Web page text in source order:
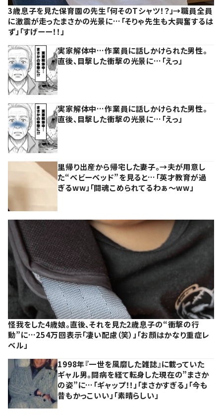
3歳息子を見た保育園の先生「何そのTシャツ！？」→職員全員
に激震が走ったまさかの光景に…「そりゃ先生も大興奮するは
ず」「すげーー！！」
実家解体中…作業員に話しかけられた男性。
直後、目撃した衝撃の光景に…「えっ」
実家解体中…作業員に話しかけられた男性。
直後、目撃した衝撃の光景に…「えっ」
里帰り出産から帰宅した妻子。→夫が用意し
た“ベビーベッド”を見ると…「英才教育が過
ぎるww」「闘魂こめられてるわぁ～ww」
怪我をした4歳娘。直後、それを見た2歳息子の“衝撃の行
動”に…254万回表示「凄い配慮（笑）」「お顔はかなり重症レ
ベル」
1998年『一世を風靡した雑誌』に載っていた
ギャル男。闘病を経て転身した現在の”まさか
の姿”に…「ギャップ！！」「まさかすぎる」「今も
昔もかっこいい」「素晴らしい」